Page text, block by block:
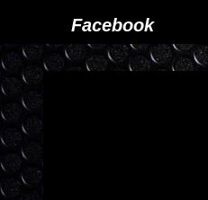
Facebook